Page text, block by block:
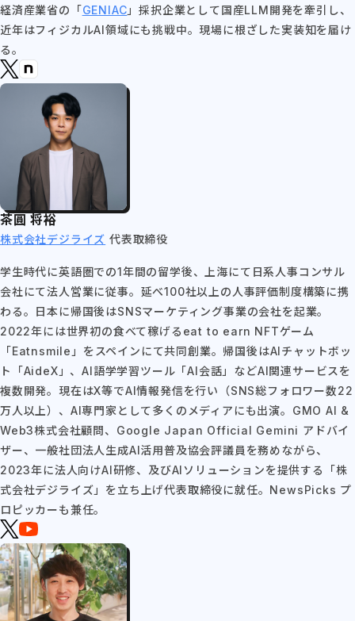
経済産業省の「GENIAC」採択企業として国産LLM開発を牽引し、
近年はフィジカルAI領域にも挑戦中。現場に根ざした実装知を届け
る。
茶圓 将裕
株式会社デジライズ 代表取締役
学生時代に英語圏での1年間の留学後、上海にて日系人事コンサル
会社にて法人営業に従事。延べ100社以上の人事評価制度構築に携
わる。日本に帰国後はSNSマーケティング事業の会社を起業。
2022年には世界初の食べて稼げるeat to earn NFTゲーム
「Eatnsmile」をスペインにて共同創業。帰国後はAIチャットボッ
ト「AideX」、AI語学学習ツール「AI会話」などAI関連サービスを
複数開発。現在はX等でAI情報発信を行い（SNS総フォロワー数22
万人以上）、AI専門家として多くのメディアにも出演。GMO AI &
Web3株式会社顧問、Google Japan Official Gemini アドバイ
ザー、一般社団法人生成AI活用普及協会評議員を務めながら、
2023年に法人向けAI研修、及びAIソリューションを提供する「株
式会社デジライズ」を立ち上げ代表取締役に就任。NewsPicks プ
ロピッカーも兼任。